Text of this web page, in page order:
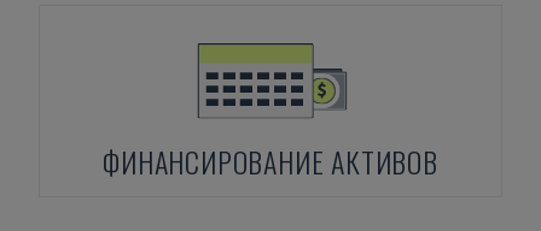
ФИНАНСИРОВАНИЕ АКТИВОВ